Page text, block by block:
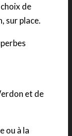
de
sur place.
et de
ou à la